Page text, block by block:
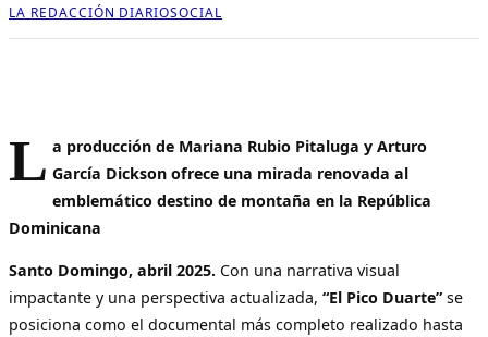
LA REDACCIÓN DIARIOSOCIAL
L a producción de Mariana Rubio Pitaluga y Arturo
García Dickson ofrece una mirada renovada al
emblemático destino de montaña en la República
Dominicana
Santo Domingo, abril 2025. Con una narrativa visual
impactante y una perspectiva actualizada, “El Pico Duarte” se
posiciona como el documental más completo realizado hasta